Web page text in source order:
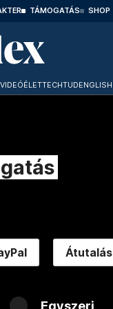
TÁMOGATÁS SHOP
VIDEÓÉLETTECHTUDENGLISH
Átutalás
Egyszeri